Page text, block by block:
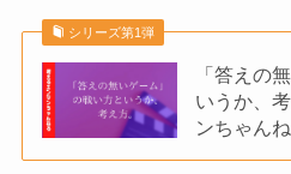
シリーズ第1弾
「答えの
いうか、
ンちゃん